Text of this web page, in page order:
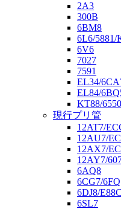
2A3
300B
6BM8
6L6/5881/
6V6
7027
7591
EL34/
EL84/
KT88/
現行プリ管
12AT7/
12AU7/
12AX7/
12AY7/
6AQ8
6CG7/
6DJ8/
6SL7